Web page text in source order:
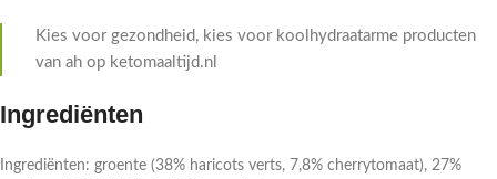
Kies voor gezondheid, kies voor koolhydraatarme producten
van ah op ketomaaltijd.nl
Ingrediënten
Ingrediënten: groente (38% haricots verts, 7,8% cherrytomaat), 27%